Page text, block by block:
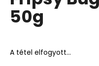
5-
ből
50g
A tétel elfogyott…
á